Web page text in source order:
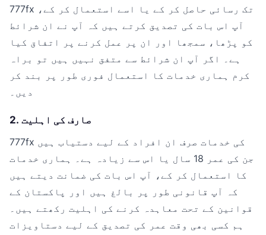
777fx تک رسائی حاصل کر کے یا اسے استعمال کر کے،
آپ اس بات کی تصدیق کرتے ہیں کہ آپ نے ان شرائط
کو پڑھا، سمجھا اور ان پر عمل کرنے پر اتفاق کیا
ہے۔ اگر آپ ان شرائط سے متفق نہیں ہیں تو براہ
کرم ہماری خدمات کا استعمال فوری طور پر بند کر
دیں۔
2. صارف کی اہلیت
777fx کی خدمات صرف ان افراد کے لیے دستیاب ہیں
جن کی عمر 18 سال یا اس سے زیادہ ہے۔ ہماری خدمات
کا استعمال کر کے، آپ اس بات کی ضمانت دیتے ہیں
کہ آپ قانونی طور پر بالغ ہیں اور پاکستان کے
قوانین کے تحت معاہدہ کرنے کی اہلیت رکھتے ہیں۔
ہم کسی بھی وقت عمر کی تصدیق کے لیے دستاویزات